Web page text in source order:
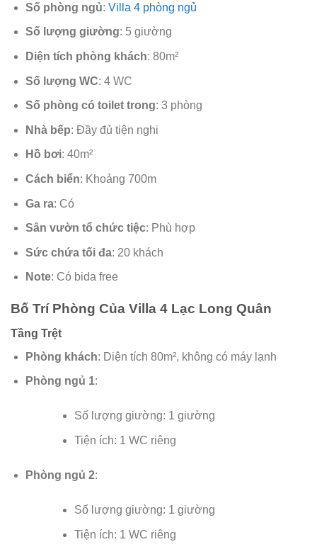
Số phòng ngủ: Villa 4 phòng ngủ
Số lượng giường: 5 giường
Diện tích phòng khách: 80m²
Số lượng WC: 4 WC
Số phòng có toilet trong: 3 phòng
Nhà bếp: Đầy đủ tiện nghi
Hồ bơi: 40m²
Cách biển: Khoảng 700m
Ga ra: Có
Sân vườn tổ chức tiệc: Phù hợp
Sức chứa tối đa: 20 khách
Note: Có bida free
Bố Trí Phòng Của Villa 4 Lạc Long Quân
Tầng Trệt
Phòng khách: Diện tích 80m², không có máy lạnh
Phòng ngủ 1:
Số lượng giường: 1 giường
Tiện ích: 1 WC riêng
Phòng ngủ 2:
Số lượng giường: 1 giường
Tiện ích: 1 WC riêng